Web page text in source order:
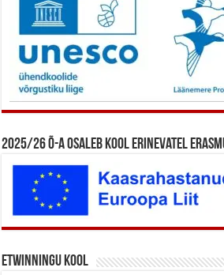
2025/26 õ-a osaleb kool erinevatel
eTwinningu kool